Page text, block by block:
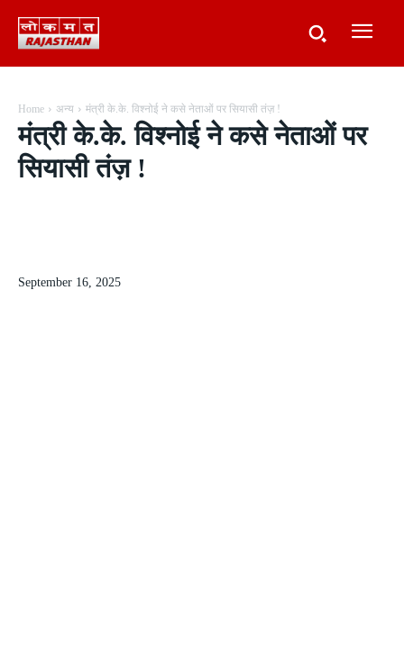
Home अन्य मंत्री के.के. विश्नोई ने कसे नेताओं पर सियासी तंज़ !
मंत्री के.के. विश्नोई ने कसे नेताओं पर
सियासी तंज़ !
September 16, 2025